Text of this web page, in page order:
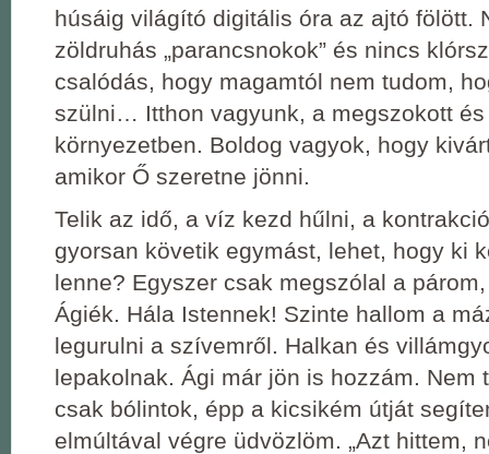
húsáig világító digitális óra az ajtó fölött.
zöldruhás „parancsnokok” és nincs
csalódás, hogy magamtól nem tudom,
szülni… Itthon vagyunk, a megszokott és
környezetben. Boldog vagyok, hogy
amikor Ő szeretne jönni.
Telik az idő, a víz kezd hűlni, a
gyorsan követik egymást, lehet, hogy ki
lenne? Egyszer csak megszólal a
Ágiék. Hála Istennek! Szinte hallom a
legurulni a szívemről. Halkan és
lepakolnak. Ági már jön is hozzám. Nem
csak bólintok, épp a kicsikém útját
elmúltával végre üdvözlöm. „Azt hittem,